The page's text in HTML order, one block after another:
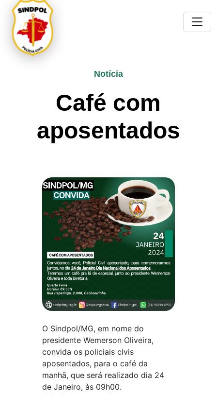
Notícia
Café com
aposentados
O Sindpol/MG, em nome do
presidente Wemerson Oliveira,
convida os policiais civis
aposentados, para o café da
manhã, que será realizado dia 24
de Janeiro, às 09h00.